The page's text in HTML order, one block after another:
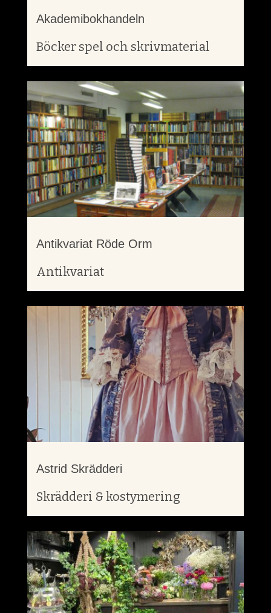
Akademibokhandeln
Böcker spel och skrivmaterial
Antikvariat Röde Orm
Antikvariat
Astrid Skrädderi
Skrädderi & kostymering